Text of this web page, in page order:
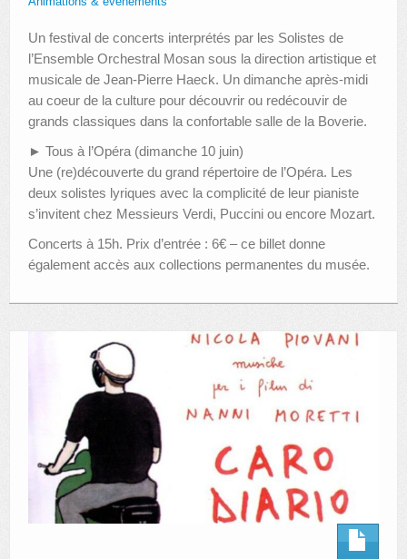
Un festival de concerts interprétés par les Solistes de
l’Ensemble Orchestral Mosan sous la direction artistique et
musicale de Jean-Pierre Haeck. Un dimanche après-midi
au coeur de la culture pour découvrir ou redécouvir de
grands classiques dans la confortable salle de la Boverie.
► Tous à l’Opéra (dimanche 10 juin)
Une (re)découverte du grand répertoire de l’Opéra. Les
deux solistes lyriques avec la complicité de leur pianiste
s’invitent chez Messieurs Verdi, Puccini ou encore Mozart.
Concerts à 15h. Prix d’entrée : 6€ – ce billet donne
également accès aux collections permanentes du musée.